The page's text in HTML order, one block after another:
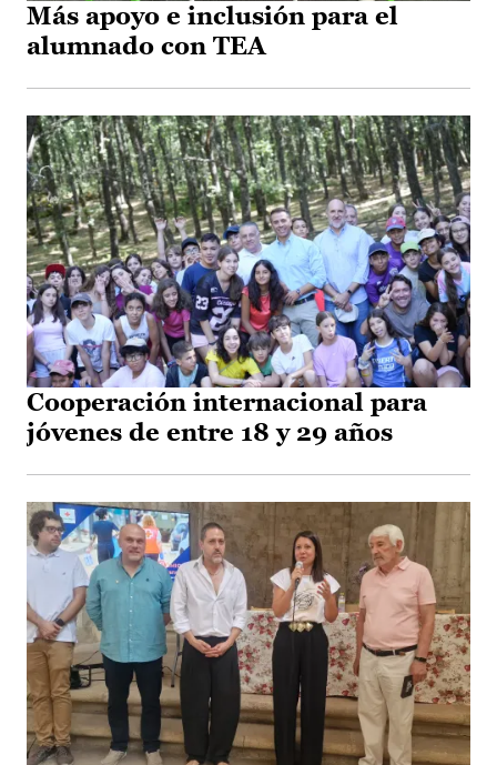
Más apoyo e inclusión para el
alumnado con TEA
Cooperación internacional para
jóvenes de entre 18 y 29 años